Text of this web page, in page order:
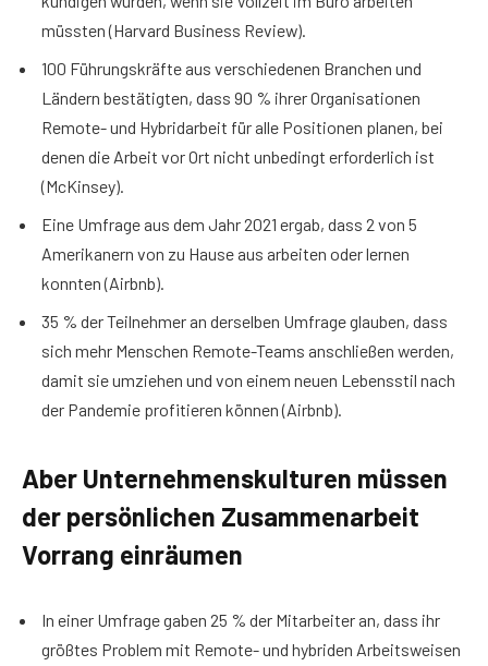
müssten (Harvard Business Review).
100 Führungskräfte aus verschiedenen Branchen und
Ländern bestätigten, dass 90 % ihrer Organisationen
Remote- und Hybridarbeit für alle Positionen planen, bei
denen die Arbeit vor Ort nicht unbedingt erforderlich ist
(McKinsey).
Eine Umfrage aus dem Jahr 2021 ergab, dass 2 von 5
Amerikanern von zu Hause aus arbeiten oder lernen
konnten (Airbnb).
35 % der Teilnehmer an derselben Umfrage glauben, dass
sich mehr Menschen Remote-Teams anschließen werden,
damit sie umziehen und von einem neuen Lebensstil nach
der Pandemie profitieren können (Airbnb).
Aber Unternehmenskulturen müssen
der persönlichen Zusammenarbeit
Vorrang einräumen
In einer Umfrage gaben 25 % der Mitarbeiter an, dass ihr
größtes Problem mit Remote- und hybriden Arbeitsweisen